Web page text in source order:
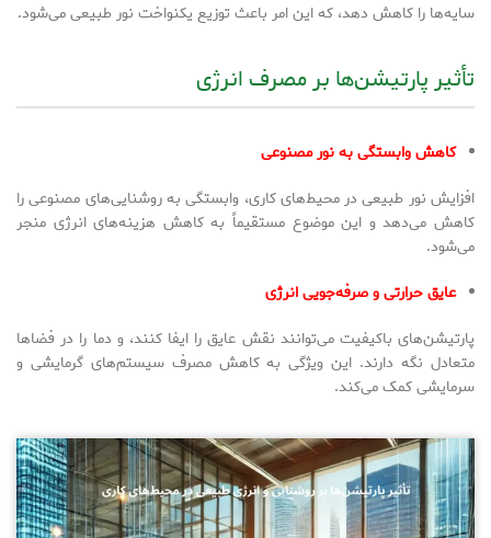
سایه‌ها را کاهش دهد، که این امر باعث توزیع یکنواخت نور طبیعی می‌شود.
تأثیر پارتیشن‌ها بر مصرف انرژی
کاهش وابستگی به نور مصنوعی
افزایش نور طبیعی در محیط‌های کاری، وابستگی به روشنایی‌های مصنوعی را
کاهش می‌دهد و این موضوع مستقیماً به کاهش هزینه‌های انرژی منجر
می‌شود.
عایق حرارتی و صرفه‌جویی انرژی
پارتیشن‌های باکیفیت می‌توانند نقش عایق را ایفا کنند، و دما را در فضاها
متعادل نگه دارند. این ویژگی به کاهش مصرف سیستم‌های گرمایشی و
سرمایشی کمک می‌کند.